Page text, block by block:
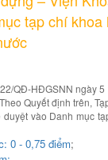
tạp chí
QĐ-HĐGSNN ngày
Quyết định trên,
vào Danh mục
0 - 0,75 điểm;